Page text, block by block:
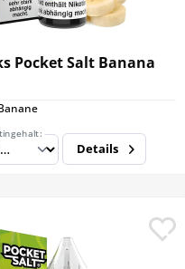
Pocket Salt Banana
Details